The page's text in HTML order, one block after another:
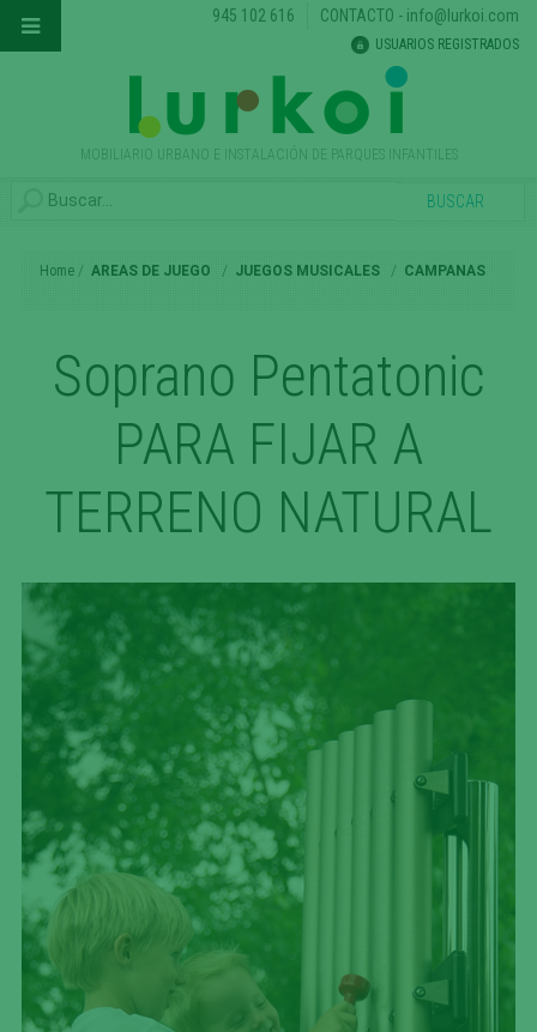
MOBILIARIO URBANO E INSTALACIÓN DE PARQUES INFANTILES
945 102 616 CONTACTO - info@lurkoi.com
USUARIOS REGISTRADOS
Home AREAS DE JUEGO JUEGOS MUSICALES CAMPANAS
Soprano Pentatonic
PARA FIJAR A
TERRENO NATURAL